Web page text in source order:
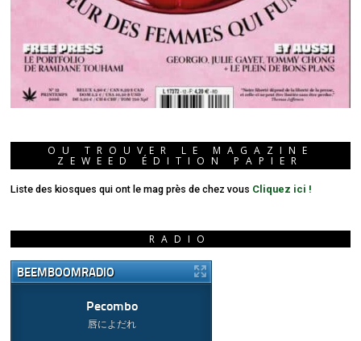
OU TROUVER LE MAGAZINE
ZEWEED ÉDITION PAPIER
Liste des kiosques qui ont le mag près de chez vous Cliquez ici !
RADIO